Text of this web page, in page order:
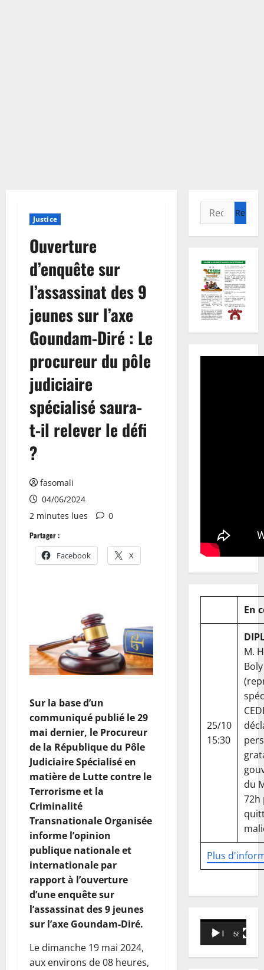
Justice
Ouverture
d’enquête sur
l’assassinat des 9
jeunes sur l’axe
Goundam-Diré : Le
procureur du pôle
judiciaire
spécialisé saura-
t-il relever le défi
?
fasomali
04/06/2024
2 minutes lues
0
Partager :
Facebook X
Sur la base d’un
communiqué publié le 29
mai dernier, le Procureur
de la République du Pôle
Judiciaire Spécialisé en
matière de Lutte contre le
Terrorisme et la
Criminalité
Transnationale Organisée
informe l’opinion
publique nationale et
internationale par
rapport à l’ouverture
d’une enquête sur
l’assassinat des 9 jeunes
sur l’axe Goundam-Diré.
Le dimanche 19 mai 2024,
aux environs de 08 heures,
Rechercher :
En
Plus
25/10
15:30
M.
Boly
du
72h
Lecteur
vidéo
00:00 58:18